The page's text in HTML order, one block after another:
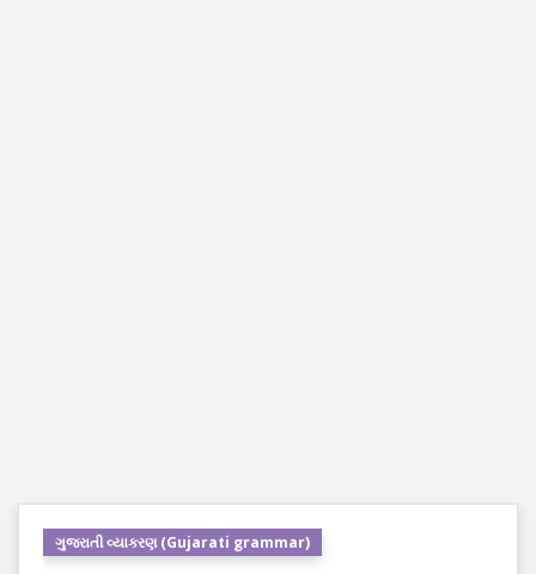
ગુજરાતી વ્યાકરણ (Gujarati grammar)